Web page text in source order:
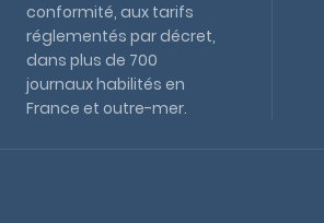
conformité, aux tarifs
réglementés par décret,
dans plus de 700
journaux habilités en
France et outre-mer.